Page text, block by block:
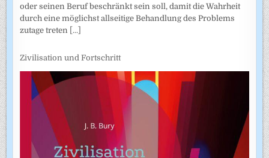
oder seinen Beruf beschränkt sein soll, damit die Wahrheit
durch eine möglichst allseitige Behandlung des Problems
zutage treten [...]
Zivilisation und Fortschritt